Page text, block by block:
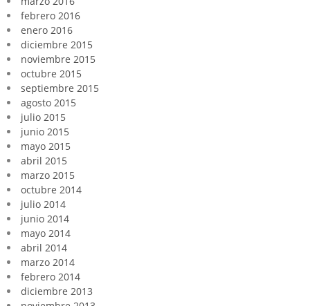
febrero 2016
enero 2016
diciembre 2015
noviembre 2015
octubre 2015
septiembre 2015
agosto 2015
julio 2015
junio 2015
mayo 2015
abril 2015
marzo 2015
octubre 2014
julio 2014
junio 2014
mayo 2014
abril 2014
marzo 2014
febrero 2014
diciembre 2013